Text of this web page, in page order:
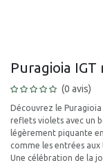
Puragioia IGT
(0 avis)
Découvrez le
reflets violets avec un
légèrement piquante
comme les entrées
Une célébration de la